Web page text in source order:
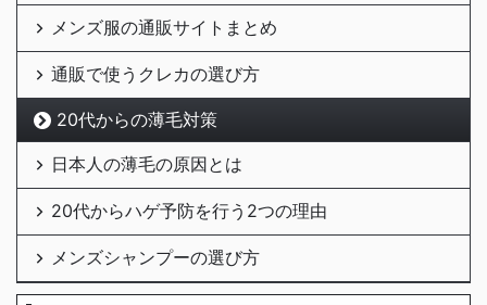
メンズ服の通販サイトまとめ
通販で使うクレカの選び方
20代からの薄毛対策
日本人の薄毛の原因とは
20代からハゲ予防を行う2つの理由
メンズシャンプーの選び方